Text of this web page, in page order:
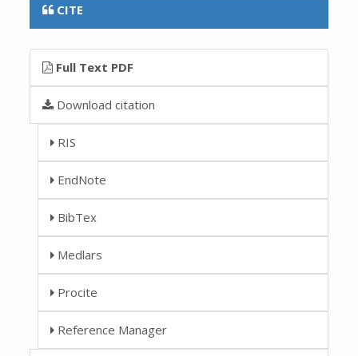
CITE
Full Text PDF
Download citation
RIS
EndNote
BibTex
Medlars
Procite
Reference Manager